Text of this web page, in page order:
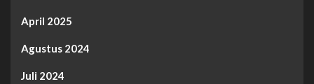
April 2025
Agustus 2024
Juli 2024